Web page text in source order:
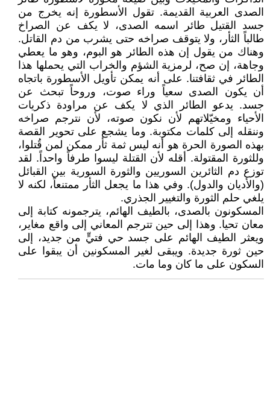
الصدى العربية القديمة. تقول الأسطورة إنه يخرج من
جسد القتيل طائر اسمه الصدى، لا يكف عن الصراخ
طالباً الثأر، ولا يتوقف صراخه حتى يشرب من دم القاتل.
وهناك من يقول إن هذه الطائر هو البوم، وهو ما يعطي
وجاهة، إن صح، لرمزية الشؤم والخراب التي يحملها هذا
الطائر في ثقافتنا. على أنه يمكن تأويل الأسطورة باتجاه
أن يكون الصدى سعياً وراء صوت، وروحاً تبحث عن
جسد. يدعو الطائر الذي لا يكف عن مراودة ذكريات
الأحياء ومخيّلاتهم لأن نكون صوته، لأن نترجم صراخه
وننقله إلى كلمات مكتوبة. وما يشجع على تحوير القصة
بهذه الصورة الحرة هو أنه ليس ثمة ثأر ممكن لمن قُتلوا،
وللثورة المقتولة. أقله لأن القتلة ليسوا طرفاً واحداً. لقد
توزع دم الثائرين السوريين والثورة السورية بين القبائل
(والأديان والدول). وفي هذا ما يجعل الثأر ممتنعاً، لكنه لا
يلغي حلم الثورة والتغيير الجذري.
المسكونون بالصدى، بالطيف الهائم، يترجمونه كتابة إلى
معان تحيا. وهذا إلى حين تترجم المعاني إلى واقع مغاير،
ويعثر الطيف الهائم على جسد حي فتيٍّ من جديد، إلى
حين ثورة جديدة. ويبقى لغير المسكونين أن يبقوا على
السكون على ما كان وما مات.